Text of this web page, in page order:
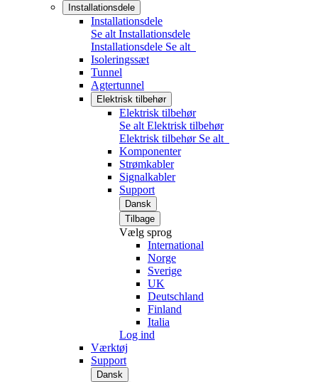
Installationsdele
Installationsdele
Se alt Installationsdele
Installationsdele Se alt
Isoleringssæt
Tunnel
Agtertunnel
Elektrisk tilbehør
Elektrisk tilbehør
Se alt Elektrisk tilbehør
Elektrisk tilbehør Se alt
Komponenter
Strømkabler
Signalkabler
Support
Dansk
Tilbage
Vælg sprog
International
Norge
Sverige
UK
Deutschland
Finland
Italia
Log ind
Værktøj
Support
Dansk